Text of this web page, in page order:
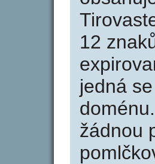
12
jedná
žádnou